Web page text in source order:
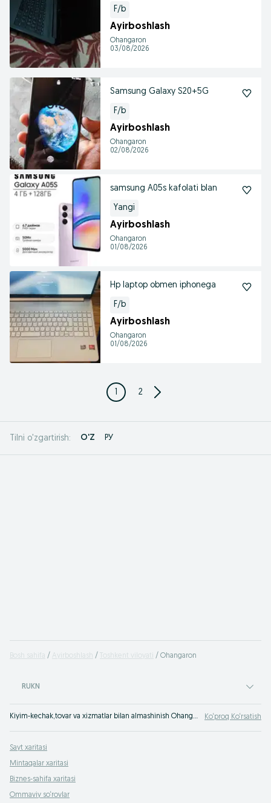
F/b
Ayirboshlash
Ohangaron
03/08/2026
Samsung Galaxy S20+5G
F/b
Ayirboshlash
Ohangaron
02/08/2026
samsung A05s kafolati blan
Yangi
Ayirboshlash
Ohangaron
01/08/2026
Hp laptop obmen iphonega
F/b
Ayirboshlash
Ohangaron
01/08/2026
1 2
Tilni o'zgartirish: O'Z РУ
Bosh sahifa Ayirboshlash Toshkent viloyati Ohangaron
RUKN
Kiyim-kechak,tovar va xizmatlar bilan almashinish Ohangaron - OLX Ohangaron bepul e‘lonlar sayti. Hamma OLXda buyumlar bilan almashinadi! Ko‘proq Ko‘rsatish
Sayt xaritasi
Mintaqalar xaritasi
Biznes-sahifa xaritasi
Ommaviy so‘rovlar